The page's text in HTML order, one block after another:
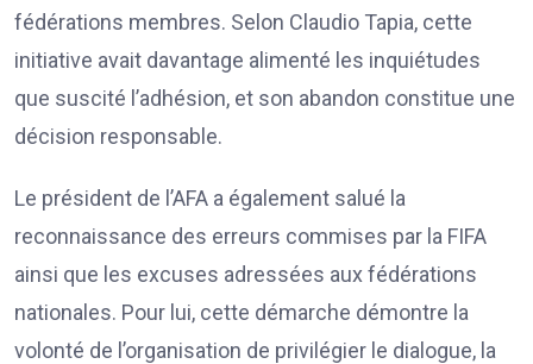
fédérations membres. Selon Claudio Tapia, cette
initiative avait davantage alimenté les inquiétudes
que suscité l’adhésion, et son abandon constitue une
décision responsable.
Le président de l’AFA a également salué la
reconnaissance des erreurs commises par la FIFA
ainsi que les excuses adressées aux fédérations
nationales. Pour lui, cette démarche démontre la
volonté de l’organisation de privilégier le dialogue, la